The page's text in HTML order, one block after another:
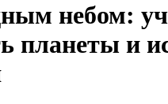
небом:
планеты и